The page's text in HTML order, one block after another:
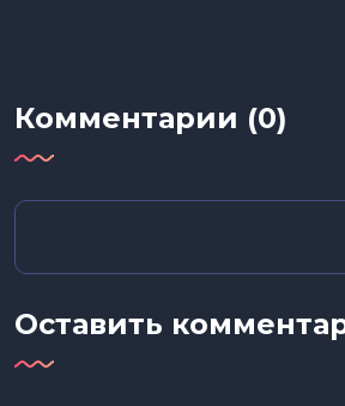
Комментарии (0)
Оставить